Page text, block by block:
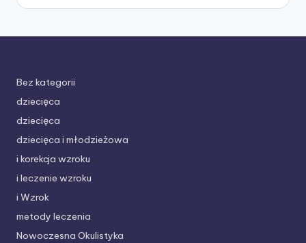
Bez kategorii
dziecięca
dziecięca
dziecięca i młodzieżowa
i korekcja wzroku
i leczenie wzroku
i Wzrok
metody leczenia
Nowoczesna Okulistyka